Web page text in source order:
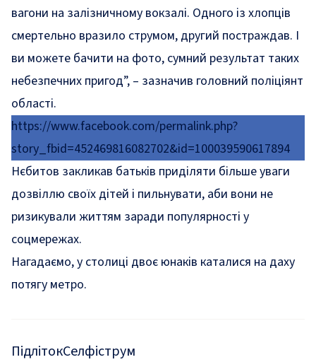
вагони на залізничному вокзалі. Одного із хлопців
смертельно вразило струмом, другий постраждав. І
ви можете бачити на фото, сумний результат таких
небезпечних пригод”, – зазначив головний поліціянт
області.
https://www.facebook.com/permalink.php?
story_fbid=452469816082702&id=100039590617894
Нєбитов закликав батьків приділяти більше уваги
дозвіллю своїх дітей і пильнувати, аби вони не
ризикували життям заради популярності у
соцмережах.
Нагадаємо, у столиці двоє юнаків каталися на даху
потягу метро.
ПідлітокСелфіструм